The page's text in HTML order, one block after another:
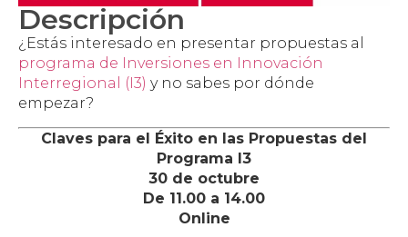
Descripción
¿Estás interesado en presentar propuestas al
programa de Inversiones en Innovación
Interregional (I3) y no sabes por dónde
empezar?
Claves para el Éxito en las Propuestas del
Programa I3
30 de octubre
De 11.00 a 14.00
Online